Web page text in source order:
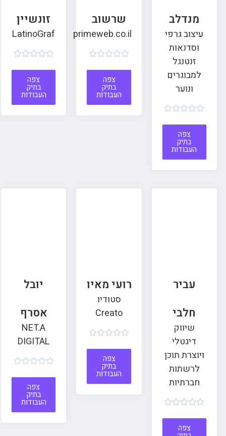
מנדלב
עיצוב גרפי
וסדנאות
זנטנגל
למבוגרים
ונוער





צפה
בתיק
העבודות
שרשוב
primeweb.co.il





צפה
בתיק
העבודות
זונשיין
LatinoGraf





צפה
בתיק
העבודות
עביר
חלבי
שיווק
דיגטלי
ויוצרת תוכן
לרשתות
חברתיות





צפה
רועי מאיו
סטודיו
Creato





צפה
בתיק
העבודות
יובל
אסרף
NET.A
DIGITAL





צפה
בתיק
העבודות